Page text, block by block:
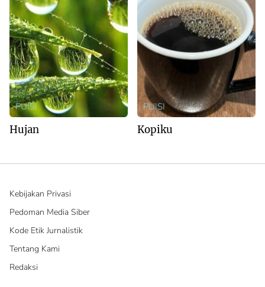
PUISI
Hujan
PUISI
Kopiku
Kebijakan Privasi
Pedoman Media Siber
Kode Etik Jurnalistik
Tentang Kami
Redaksi